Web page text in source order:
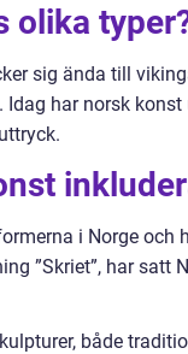
olika
sig ända till
har norsk
i Norge och
”Skriet”, har satt
både